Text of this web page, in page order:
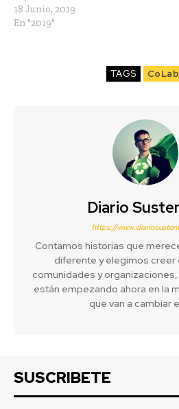
18 Junio, 2019
En "2019"
TAGS
Diario
https://
Contamos historias que
diferente y elegimos creer
comunidades y
están empezando ahora en la
que van a cambiar
SUSCRIBETE